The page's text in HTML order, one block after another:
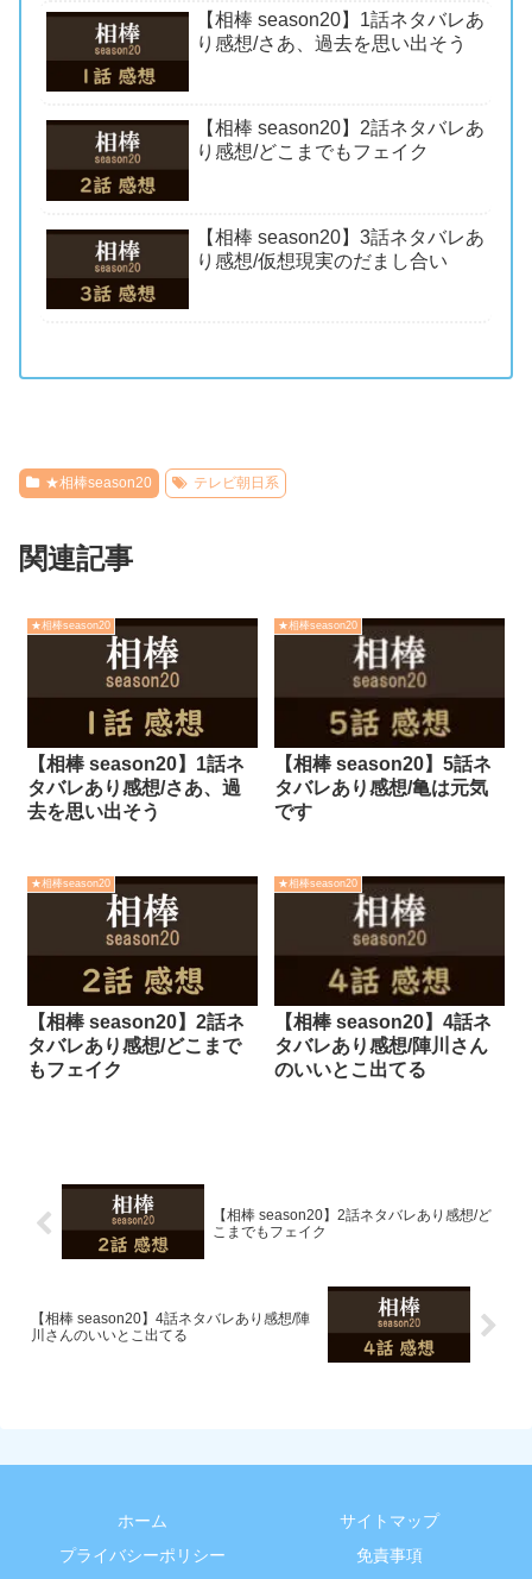
【相棒 season20】1話ネタバレあ
り感想/さあ、過去を思い出そう
【相棒 season20】2話ネタバレあ
り感想/どこまでもフェイク
【相棒 season20】3話ネタバレあ
り感想/仮想現実のだまし合い
★相棒season20 テレビ朝日系
関連記事
★相棒season20
【相棒 season20】1話ネ
タバレあり感想/さあ、過
去を思い出そう
★相棒season20
【相棒 season20】5話ネ
タバレあり感想/亀は元気
です
★相棒season20
【相棒 season20】2話ネ
タバレあり感想/どこまで
もフェイク
★相棒season20
【相棒 season20】4話ネ
タバレあり感想/陣川さん
のいいとこ出てる
【相棒 season20】2話ネタバレあり感想/ど
こまでもフェイク
【相棒 season20】4話ネタバレあり感想/陣
川さんのいいとこ出てる
ホーム
サイトマップ
プライバシーポリシー
免責事項